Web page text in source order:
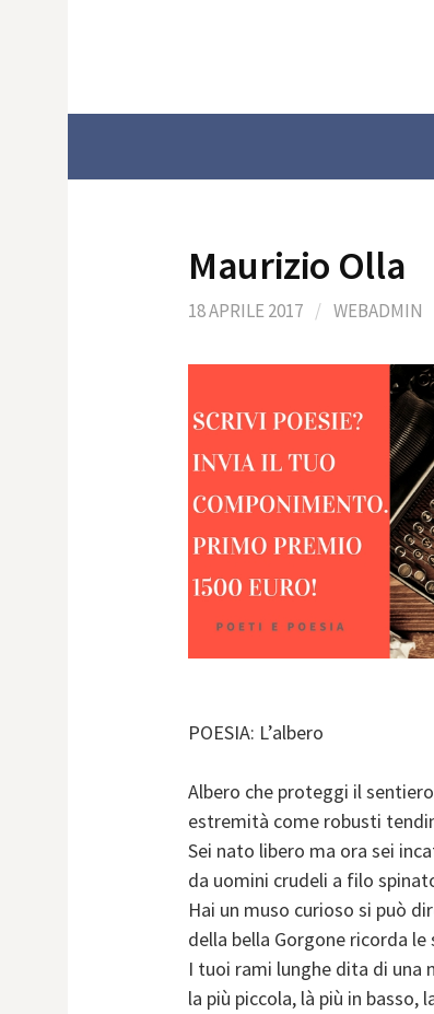
Maurizio Olla
18 APRILE 2017 / WEBADMIN
POESIA: L’albero
Albero che proteggi il
estremità come robusti
Sei nato libero ma ora sei
da uomini crudeli a filo
Hai un muso curioso si può
della bella Gorgone ricorda le
I tuoi rami lunghe dita di una
la più piccola, là più in basso,